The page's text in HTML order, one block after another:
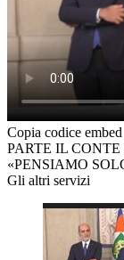
Copia codice embed
PARTE IL
«PENSIAMO
Gli altri servizi